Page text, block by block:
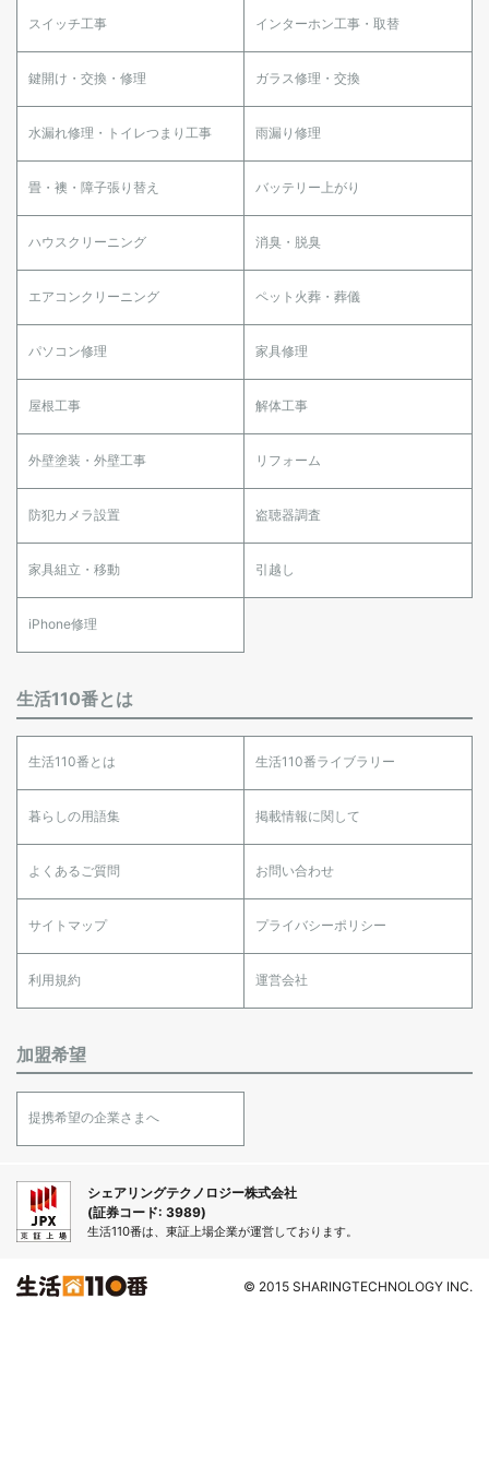
スイッチ工事 インターホン工事・取替
鍵開け・交換・修理 ガラス修理・交換
水漏れ修理・トイレつまり工事 雨漏り修理
畳・襖・障子張り替え バッテリー上がり
ハウスクリーニング 消臭・脱臭
エアコンクリーニング ペット火葬・葬儀
パソコン修理 家具修理
屋根工事 解体工事
外壁塗装・外壁工事 リフォーム
防犯カメラ設置 盗聴器調査
家具組立・移動 引越し
iPhone修理
生活110番とは
生活110番とは 生活110番ライブラリー
暮らしの用語集 掲載情報に関して
よくあるご質問 お問い合わせ
サイトマップ プライバシーポリシー
利用規約 運営会社
加盟希望
提携希望の企業さまへ
シェアリングテクノロジー株式会社
(証券コード: 3989)
生活110番は、東証上場企業が運営しております。
© 2015 SHARINGTECHNOLOGY INC.